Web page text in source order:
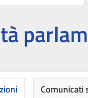
Comunicati